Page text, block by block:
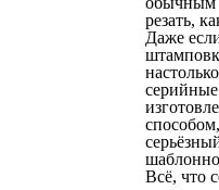
резать,
Даже
Всё, что